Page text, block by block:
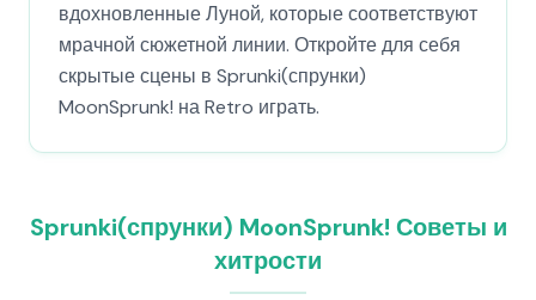
вдохновленные Луной, которые соответствуют
мрачной сюжетной линии. Откройте для себя
скрытые сцены в Sprunki(спрунки)
MoonSprunk! на Retro играть.
Sprunki(спрунки) MoonSprunk! Советы и
хитрости